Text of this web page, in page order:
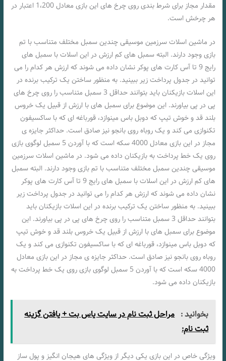
مقدار مجاز برای شرط بندی روی چرخ های این بازی معادل 1،200 اعتبار در
هر چرخش است.
در ماشین اسلات سرزمین موسیقی چندین سمبل مختلف متناسب با تم
بازی وجود دارند. البته سمبل های کم ارزش در این اسلات با سمبل های
رایج 9 تا آس کارت های پوکر نشان داده می شوند که ارزش هر کدام را می
توانید در جدول پرداخت زیر ببینید. به منظور ساختن یک ترکیب برنده در
این اسلات بازیکنان باید بتوانند حداقل 3 سمبل متناسب را روی چرخ های
پی در پی بیاورند. این موضوع برای سمبل های با ارزش از قبیل یک خروس
بلند قد و خوش تیپ که دوبل باس مینوازد، قورباغه ای که با ساکسیفون
تکنوازی می کند و یک روباه روی بانجو نیز صادق است. حداکثر جایزه ی
مجاز در این بازی معادل 4000 سکه است که با آوردن 5 سمبل لوگوی بازی
روی یک خط پرداخت به بازیکنان داده می شود. در ماشین اسلات سرزمین
موسیقی چندین سمبل مختلف متناسب با تم بازی وجود دارند. البته سمبل
های کم ارزش در این اسلات با سمبل های رایج 9 تا آس کارت های پوکر
نشان داده می شوند که ارزش هر کدام را می توانید در جدول پرداخت زیر
ببینید. به منظور ساختن یک ترکیب برنده در این اسلات بازیکنان باید
بتوانند حداقل 3 سمبل متناسب را روی چرخ های پی در پی بیاورند. این
موضوع برای سمبل های با ارزش از قبیل یک خروس بلند قد و خوش تیپ
که دوبل باس مینوازد، قورباغه ای که با ساکسیفون تکنوازی می کند و یک
روباه روی بانجو نیز صادق است. حداکثر جایزه ی مجاز در این بازی معادل
4000 سکه است که با آوردن 5 سمبل لوگوی بازی روی یک خط پرداخت به
بازیکنان داده می شود.
بخوانید : مراحل ثبت نام در سایت یاس بت + یافتن گزینه
ثبت نام:
ویژگی خاص در این بازی یکی دیگر از ویژگی های هیجان انگیز و پول ساز